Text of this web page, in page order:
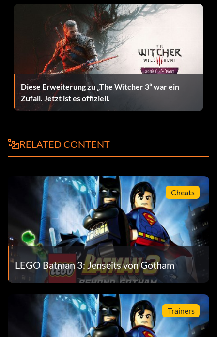
Enter TRQTPS
Superboy:
Enter QDQ3YL
Red Brick Codes:
Pause the game and enter the following codes to enable
the corresponding effect.
Nieten x2:
5MZ73E eingeben
Quest Detector:
Enter KNJBD8
Diese Erweiterung zu „The Witcher 3“ war ein
Zufall. Jetzt ist es offiziell.
RELATED CONTENT
Cheats
LEGO Batman 3: Jenseits von Gotham
Trainers